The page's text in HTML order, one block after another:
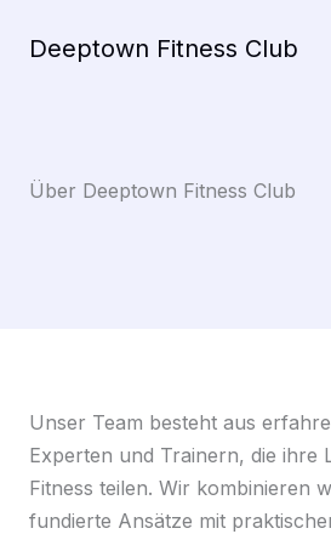
InhaltDeeptown Fitness Club
Über Deeptown Fitness Club
Unser Team besteht aus
Experten und Trainern, die ihre
Fitness teilen. Wir kombinieren
fundierte Ansätze mit